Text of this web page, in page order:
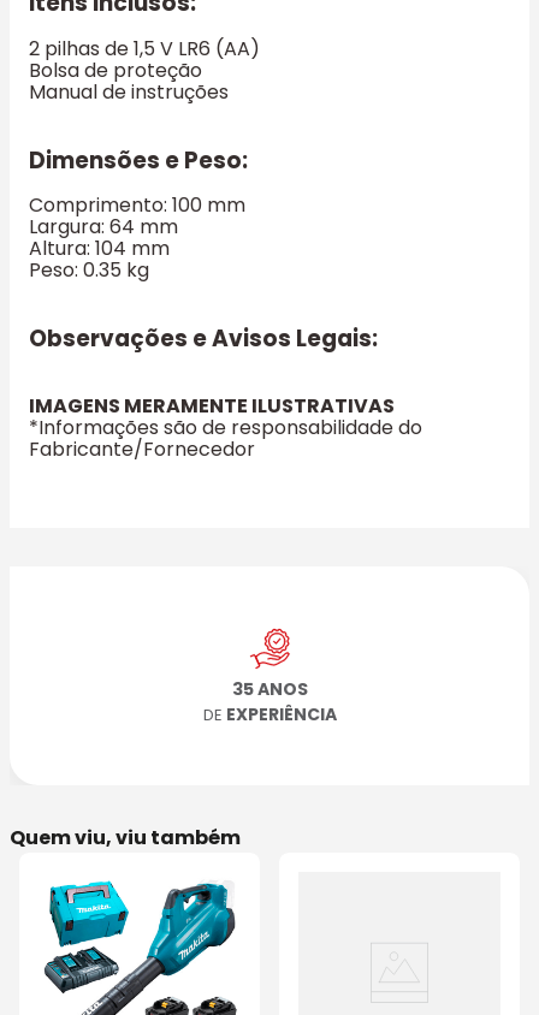
2 pilhas de 1,5 V LR6 (AA)
Bolsa de proteção
Manual de instruções
Dimensões e Peso:
Comprimento: 100 mm
Largura: 64 mm
Altura: 104 mm
Peso: 0.35 kg
Observações e Avisos Legais:
IMAGENS MERAMENTE ILUSTRATIVAS
*Informações são de responsabilidade do
Fabricante/Fornecedor
35 ANOS
DE EXPERIÊNCIA
Quem viu, viu também